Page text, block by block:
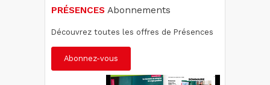
PRÉSENCES Abonnements
Découvrez toutes les offres de Présences
Abonnez-vous